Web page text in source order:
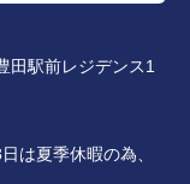
田駅前レジデンス1
夏季休暇の為、